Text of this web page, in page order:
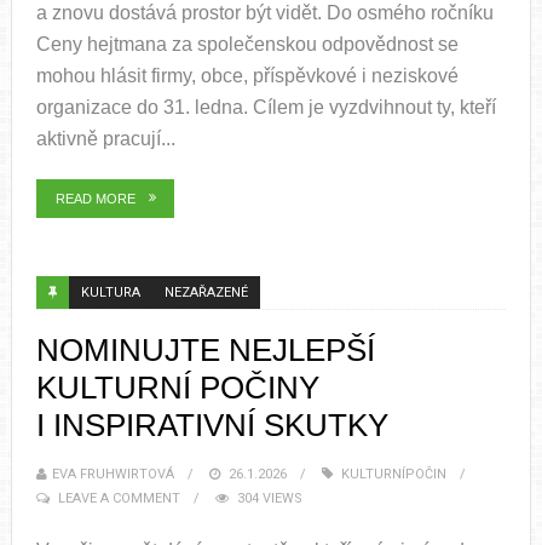
a znovu dostává prostor být vidět. Do osmého ročníku
Ceny hejtmana za společenskou odpovědnost se
mohou hlásit firmy, obce, příspěvkové i neziskové
organizace do 31. ledna. Cílem je vyzdvihnout ty, kteří
aktivně pracují...
READ MORE
KULTURA NEZAŘAZENÉ
NOMINUJTE NEJLEPŠÍ
KULTURNÍ POČINY
I INSPIRATIVNÍ SKUTKY
EVA FRUHWIRTOVÁ 26.1.2026
KULTURNÍPOČIN
LEAVE A COMMENT
304 VIEWS